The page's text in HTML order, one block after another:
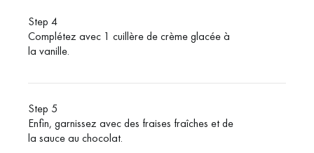
Step 4
Complétez avec 1 cuillère de crème glacée à
la vanille.
Step 5
Enfin, garnissez avec des fraises fraîches et de
la sauce au chocolat.